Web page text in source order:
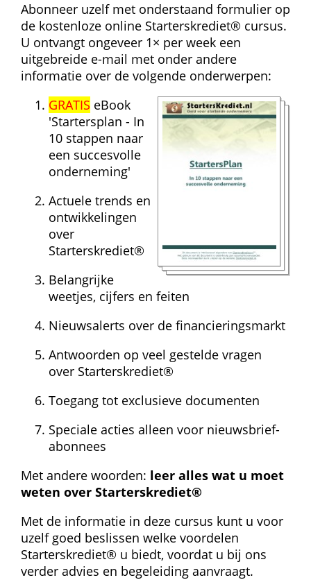
Abonneer uzelf met onderstaand formulier op
de kostenloze online Starterskrediet® cursus.
U ontvangt ongeveer 1× per week een
uitgebreide e-mail met onder andere
informatie over de volgende onderwerpen:
GRATIS eBook
'Startersplan - In
10 stappen naar
een succesvolle
onderneming'
Actuele trends en
ontwikkelingen
over
Starterskrediet®
Belangrijke
weetjes, cijfers en feiten
Nieuwsalerts over de financieringsmarkt
Antwoorden op veel gestelde vragen
over Starterskrediet®
Toegang tot exclusieve documenten
Speciale acties alleen voor nieuwsbrief-
abonnees
Met andere woorden: leer alles wat u moet
weten over Starterskrediet®
Met de informatie in deze cursus kunt u voor
uzelf goed beslissen welke voordelen
Starterskrediet® u biedt, voordat u bij ons
verder advies en begeleiding aanvraagt.